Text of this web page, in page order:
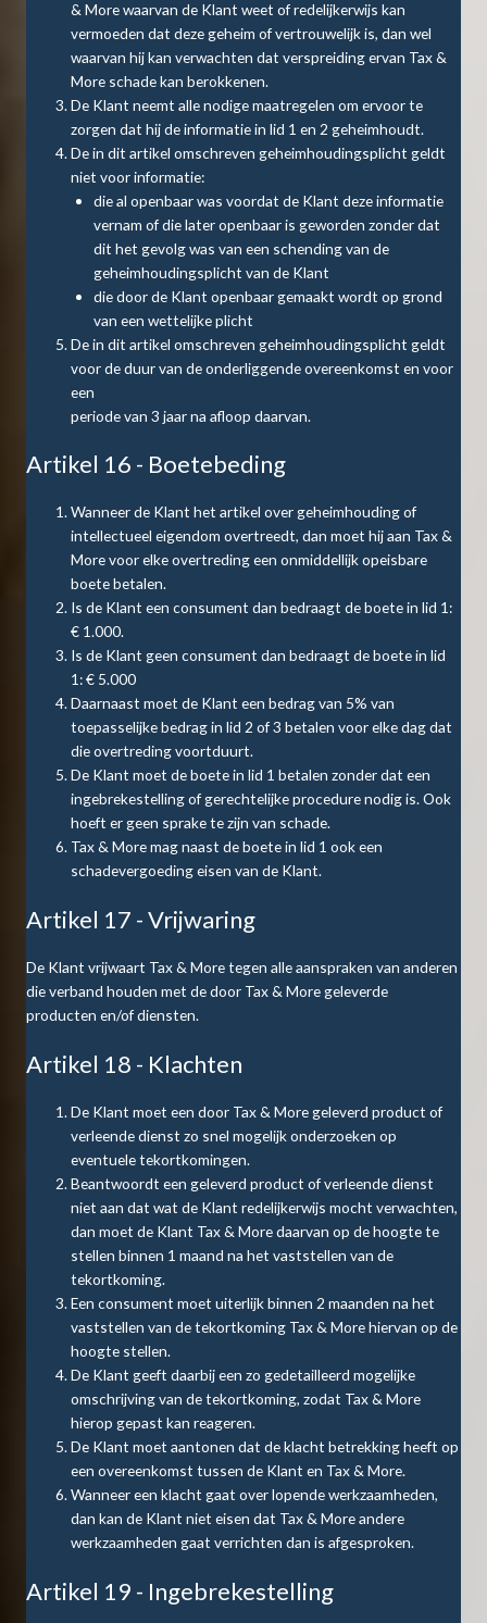
& More waarvan de Klant weet of redelijkerwijs kan
vermoeden dat deze geheim of vertrouwelijk is, dan wel
waarvan hij kan verwachten dat verspreiding ervan Tax &
More schade kan berokkenen.
De Klant neemt alle nodige maatregelen om ervoor te
zorgen dat hij de informatie in lid 1 en 2 geheimhoudt.
De in dit artikel omschreven geheimhoudingsplicht geldt
niet voor informatie:
die al openbaar was voordat de Klant deze informatie
vernam of die later openbaar is geworden zonder dat
dit het gevolg was van een schending van de
geheimhoudingsplicht van de Klant
die door de Klant openbaar gemaakt wordt op grond
van een wettelijke plicht
De in dit artikel omschreven geheimhoudingsplicht geldt
voor de duur van de onderliggende overeenkomst en voor
een
periode van 3 jaar na afloop daarvan.
Artikel 16 - Boetebeding
Wanneer de Klant het artikel over geheimhouding of
intellectueel eigendom overtreedt, dan moet hij aan Tax &
More voor elke overtreding een onmiddellijk opeisbare
boete betalen.
Is de Klant een consument dan bedraagt de boete in lid 1:
€ 1.000.
Is de Klant geen consument dan bedraagt de boete in lid
1: € 5.000
Daarnaast moet de Klant een bedrag van 5% van
toepasselijke bedrag in lid 2 of 3 betalen voor elke dag dat
die overtreding voortduurt.
De Klant moet de boete in lid 1 betalen zonder dat een
ingebrekestelling of gerechtelijke procedure nodig is. Ook
hoeft er geen sprake te zijn van schade.
Tax & More mag naast de boete in lid 1 ook een
schadevergoeding eisen van de Klant.
Artikel 17 - Vrijwaring
De Klant vrijwaart Tax & More tegen alle aanspraken van anderen
die verband houden met de door Tax & More geleverde
producten en/of diensten.
Artikel 18 - Klachten
De Klant moet een door Tax & More geleverd product of
verleende dienst zo snel mogelijk onderzoeken op
eventuele tekortkomingen.
Beantwoordt een geleverd product of verleende dienst
niet aan dat wat de Klant redelijkerwijs mocht verwachten,
dan moet de Klant Tax & More daarvan op de hoogte te
stellen binnen 1 maand na het vaststellen van de
tekortkoming.
Een consument moet uiterlijk binnen 2 maanden na het
vaststellen van de tekortkoming Tax & More hiervan op de
hoogte stellen.
De Klant geeft daarbij een zo gedetailleerd mogelijke
omschrijving van de tekortkoming, zodat Tax & More
hierop gepast kan reageren.
De Klant moet aantonen dat de klacht betrekking heeft op
een overeenkomst tussen de Klant en Tax & More.
Wanneer een klacht gaat over lopende werkzaamheden,
dan kan de Klant niet eisen dat Tax & More andere
werkzaamheden gaat verrichten dan is afgesproken.
Artikel 19 - Ingebrekestelling